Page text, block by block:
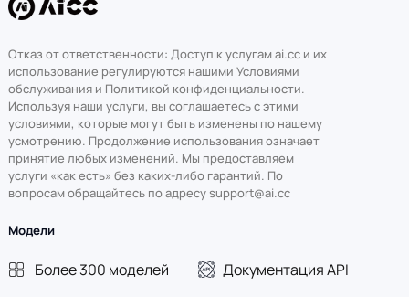
Отказ от ответственности: Доступ к услугам ai.cc и их
использование регулируются нашими Условиями
обслуживания и Политикой конфиденциальности.
Используя наши услуги, вы соглашаетесь с этими
условиями, которые могут быть изменены по нашему
усмотрению. Продолжение использования означает
принятие любых изменений. Мы предоставляем
услуги «как есть» без каких-либо гарантий. По
вопросам обращайтесь по адресу support@ai.cc
Модели
Более 300 моделей
Документация API